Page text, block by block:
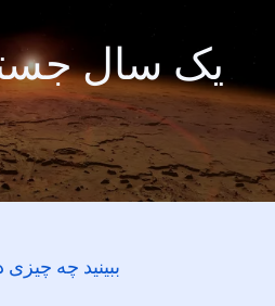
یک سال جستجو
ببینید چه